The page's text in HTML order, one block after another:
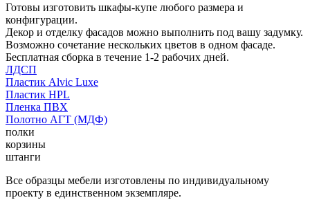
Готовы изготовить шкафы-купе любого размера и
конфигурации.
Декор и отделку фасадов можно выполнить под вашу задумку.
Возможно сочетание нескольких цветов в одном фасаде.
Бесплатная сборка в течение 1-2 рабочих дней.
ЛДСП
Пластик Alvic Luxe
Пластик HPL
Пленка ПВХ
Полотно АГТ (МДФ)
полки
корзины
штанги
Все образцы мебели изготовлены по индивидуальному
проекту в единственном экземпляре.